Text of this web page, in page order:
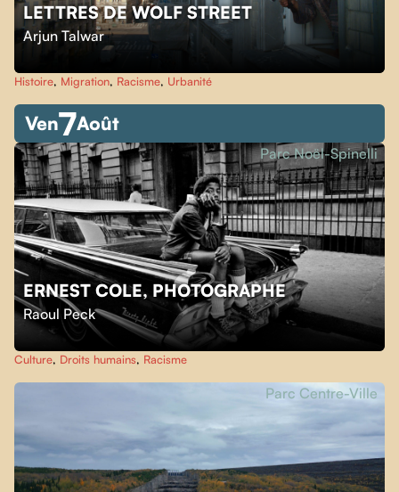
LETTRES DE WOLF STREET
Arjun Talwar
Histoire, Migration, Racisme, Urbanité
Ven7Août
ERNEST COLE, PHOTOGRAPHE
Raoul Peck
Parc Noël-Spinelli
Culture, Droits humains, Racisme
Parc Centre-Ville